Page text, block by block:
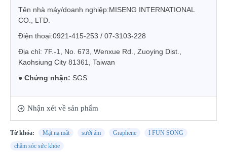
Tên nhà máy/doanh nghiệp:MISENG INTERNATIONAL
CO., LTD.
Điện thoại:0921-415-253 / 07-3103-228
Địa chỉ: 7F.-1, No. 673, Wenxue Rd., Zuoying Dist.,
Kaohsiung City 81361, Taiwan
● Chứng nhận: SGS
Nhận xét về sản phẩm
Từ khóa: Mặt nạ mắt sưởi ấm Graphene
I FUN SONG
chắm sóc sức khỏe